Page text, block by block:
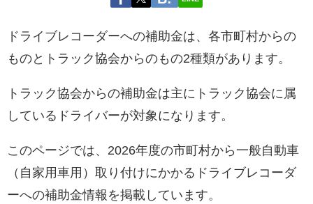
ドライブレコーダーへの補助金は、各市町村からの
ものとトラック協会からのもの2種類があります。
トラック協会からの補助金は主にトラック協会に属
しているドライバーが対象になります。
このページでは、2026年度の市町村から一般自動車
（自家用車用）取り付けにかかるドライブレコーダ
ーへの補助金情報を掲載しています。